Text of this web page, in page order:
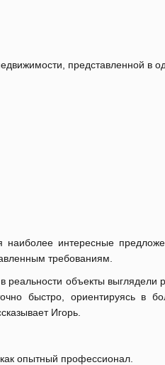
представленной в
наиболее интересные
требованиям.
объекты выглядели
быстро, ориентируясь в
Игорь.
опытный профессионал.